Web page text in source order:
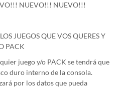
NUEVO!!! NUEVO!!!
JUEGOS QUE VOS QUERES Y
PACK
juego y/o PACK se tendrá que
duro interno de la consola.
por los datos que pueda